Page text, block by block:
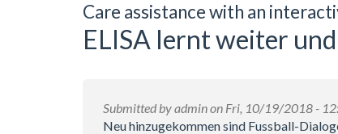
Care assistance with an
ELISA lernt weiter
Submitted byadminon Fri, 10/19/2018 -
Neu hinzugekommen sind Fussball-